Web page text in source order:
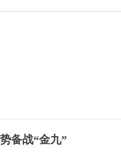
备战“金九”